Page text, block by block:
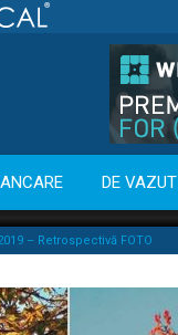
DE VAZUT
– Retrospectivă FOTO